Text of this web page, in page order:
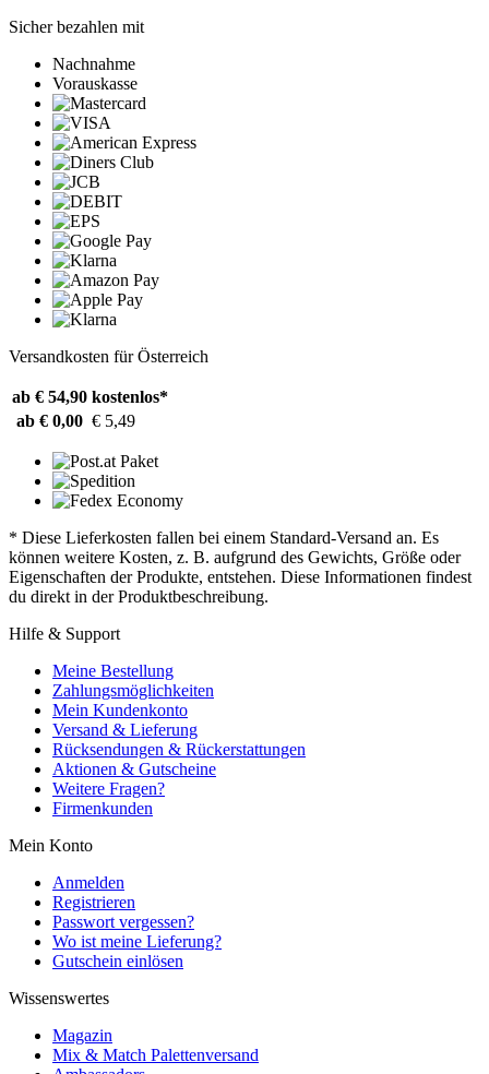
Sicher bezahlen mit
Nachnahme
Vorauskasse
Versandkosten für Österreich
ab € 54,90 kostenlos*
ab € 0,00 € 5,49
* Diese Lieferkosten fallen bei einem Standard-Versand an. Es
können weitere Kosten, z. B. aufgrund des Gewichts, Größe oder
Eigenschaften der Produkte, entstehen. Diese Informationen findest
du direkt in der Produktbeschreibung.
Hilfe & Support
Meine Bestellung
Zahlungsmöglichkeiten
Mein Kundenkonto
Versand & Lieferung
Rücksendungen & Rückerstattungen
Aktionen & Gutscheine
Weitere Fragen?
Firmenkunden
Mein Konto
Anmelden
Registrieren
Passwort vergessen?
Wo ist meine Lieferung?
Gutschein einlösen
Wissenswertes
Magazin
Mix & Match Palettenversand